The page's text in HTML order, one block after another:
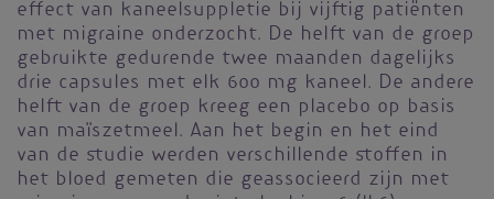
effect van kaneelsuppletie bij vijftig patiënten
met migraine onderzocht. De helft van de groep
gebruikte gedurende twee maanden dagelijks
drie capsules met elk 600 mg kaneel. De andere
helft van de groep kreeg een placebo op basis
van maïszetmeel. Aan het begin en het eind
van de studie werden verschillende stoffen in
het bloed gemeten die geassocieerd zijn met